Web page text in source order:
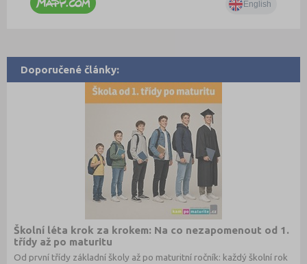
Doporučené články:
Školní léta krok za krokem: Na co nezapomenout od 1.
třídy až po maturitu
Od první třídy základní školy až po maturitní ročník: každý školní rok